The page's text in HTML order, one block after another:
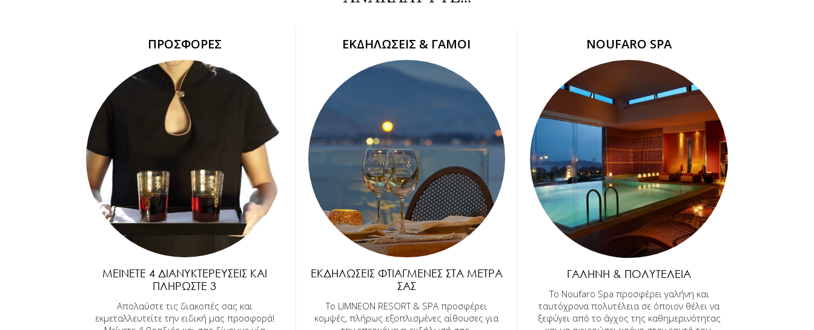
ΠΡΟΣΦΟΡΕΣ
ΜΕΊΝΕΤΕ 4 ΔΙΑΝΥΚΤΕΡΕΎΣΕΙΣ ΚΑΙ
ΠΛΗΡΏΣΤΕ 3
Απολαύστε τις διακοπές σας και
εκμεταλλευτείτε την ειδική μας προσφορά!
ΕΚΔΗΛΩΣΕΙΣ & ΓΑΜΟΙ
ΕΚΔΗΛΏΣΕΙΣ ΦΤΙΑΓΜΈΝΕΣ ΣΤΑ ΜΈΤΡΑ
ΣΑΣ
Το LIMNEON RESORT & SPA προσφέρει
κομψές, πλήρως εξοπλισμένες αίθουσες για
NOUFARO SPA
ΓΑΛΉΝΗ & ΠΟΛΥΤΈΛΕΙΑ
Το Noufaro Spa προσφέρει γαλήνη και
ταυτόχρονα πολυτέλεια σε όποιον θέλει να
ξεφύγει από το άγχος της καθημερινότητας